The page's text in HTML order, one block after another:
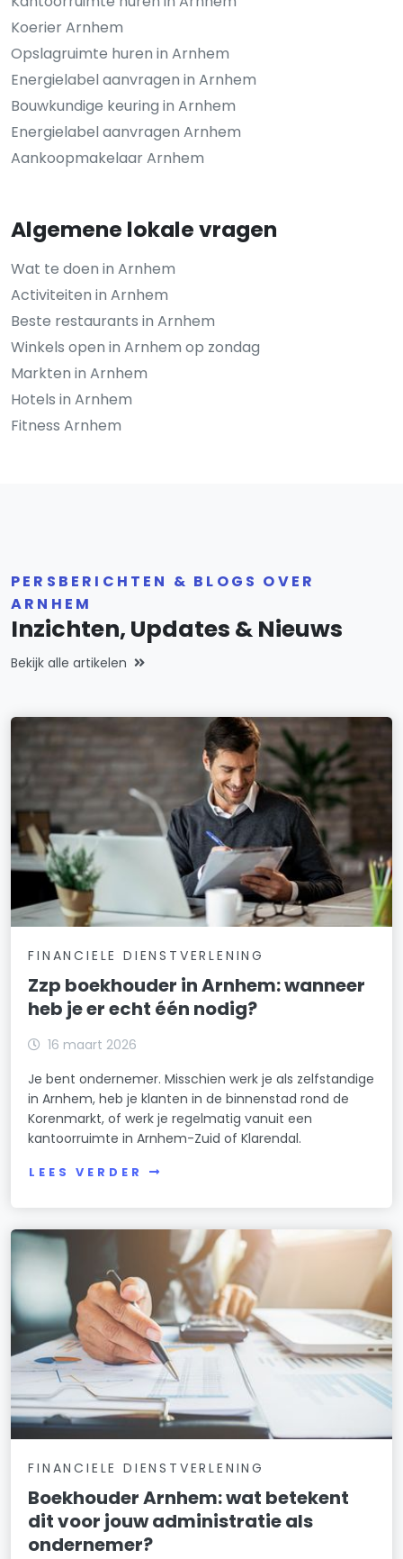
Koerier Arnhem
Opslagruimte huren in Arnhem
Energielabel aanvragen in Arnhem
Bouwkundige keuring in Arnhem
Energielabel aanvragen Arnhem
Aankoopmakelaar Arnhem
Algemene lokale vragen
Wat te doen in Arnhem
Activiteiten in Arnhem
Beste restaurants in Arnhem
Winkels open in Arnhem op zondag
Markten in Arnhem
Hotels in Arnhem
Fitness Arnhem
PERSBERICHTEN & BLOGS OVER
ARNHEM
Inzichten, Updates & Nieuws
Bekijk alle artikelen
FINANCIELE DIENSTVERLENING
Zzp boekhouder in Arnhem: wanneer
heb je er echt één nodig?
16 maart 2026
Je bent ondernemer. Misschien werk je als zelfstandige
in Arnhem, heb je klanten in de binnenstad rond de
Korenmarkt, of werk je regelmatig vanuit een
kantoorruimte in Arnhem-Zuid of Klarendal.
LEES VERDER
FINANCIELE DIENSTVERLENING
Boekhouder Arnhem: wat betekent
dit voor jouw administratie als
ondernemer?